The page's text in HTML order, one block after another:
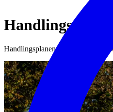
Handlingsplan
Handlingsplanen skal fremme